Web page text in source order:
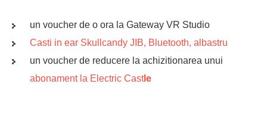
un voucher de o ora la Gateway VR Studio
Casti in ear Skullcandy JIB, Bluetooth, albastru
un voucher de reducere la achizitionarea unui
abonament la Electric Castle